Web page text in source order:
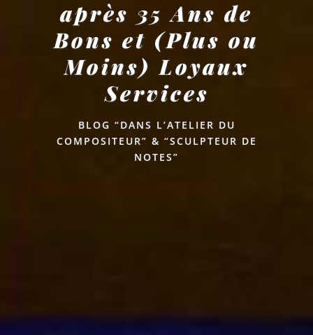
après 35 Ans de
Bons et (Plus ou
Moins) Loyaux
Services
BLOG “DANS L’ATELIER DU
COMPOSITEUR” & “SCULPTEUR DE
NOTES”